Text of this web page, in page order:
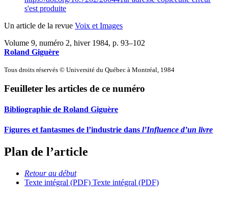
s'est produite
Un article de la revue Voix et Images
Volume 9, numéro 2, hiver 1984, p. 93–102
Roland Giguère
Tous droits réservés © Université du Québec à Montréal, 1984
Feuilleter les articles de ce numéro
Bibliographie de Roland Giguère
Figures et fantasmes de l’industrie dans l’Influence d’un livre
Plan de l’article
Retour au début
Texte intégral (PDF) Texte intégral (PDF)